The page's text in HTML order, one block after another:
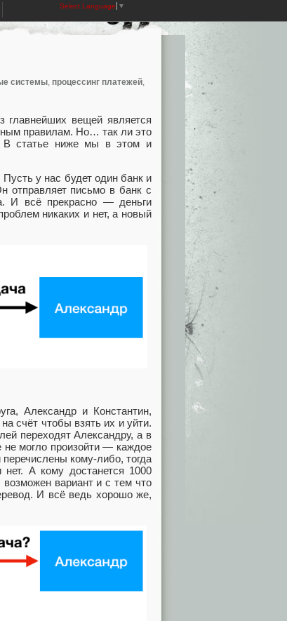
Select Language ▼
системы, процессинг платежей,
главнейших вещей является
правилам. Но… так ли это
В статье ниже мы в этом и
у нас будет один банк и
отправляет письмо в банк с
И всё прекрасно — деньги
никаких и нет, а новый
Александр и Константин,
счёт чтобы взять их и уйти.
переходят Александру, а в
не могло произойти — каждое
кому-либо, тогда
А кому достанется 1000
вариант и с тем что
И всё ведь хорошо же,